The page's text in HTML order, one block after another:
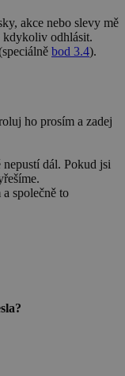
akce nebo slevy mě
kdykoliv odhlásit.
bod 3.4).
ho prosím a zadej
dál. Pokud jsi
a společně to